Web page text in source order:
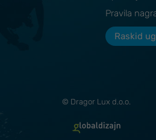
Pravila
Raskid
© Dragor Lux d.o.o.